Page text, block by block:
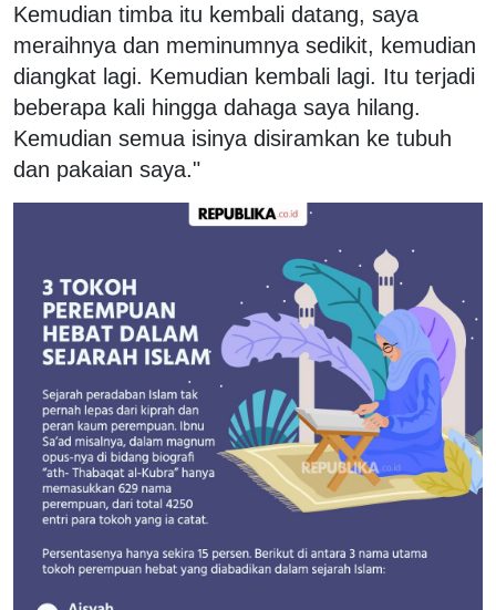
Kemudian timba itu kembali datang, saya
meraihnya dan meminumnya sedikit, kemudian
diangkat lagi. Kemudian kembali lagi. Itu terjadi
beberapa kali hingga dahaga saya hilang.
Kemudian semua isinya disiramkan ke tubuh
dan pakaian saya."